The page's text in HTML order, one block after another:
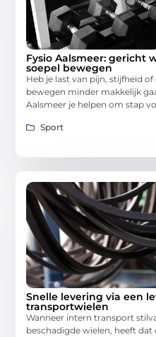
Fysio Aalsmeer: gericht
soepel bewegen
Heb je last van pijn, stijfheid
bewegen minder makkelijk
Aalsmeer je helpen om stap
Sport
Snelle levering via een
transportwielen
Wanneer intern transport
beschadigde wielen, heeft